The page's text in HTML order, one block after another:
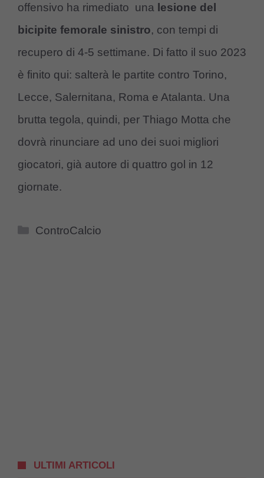
offensivo ha rimediato una lesione del
bicipite femorale sinistro, con tempi di
recupero di 4-5 settimane. Di fatto il suo 2023
è finito qui: salterà le partite contro Torino,
Lecce, Salernitana, Roma e Atalanta. Una
brutta tegola, quindi, per Thiago Motta che
dovrà rinunciare ad uno dei suoi migliori
giocatori, già autore di quattro gol in 12
giornate.
Categorie
ControCalcio
ULTIMI ARTICOLI